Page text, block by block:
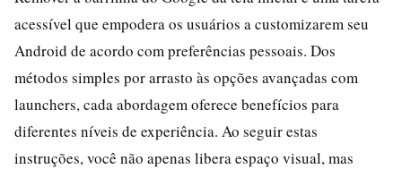
acessível que empodera os usuários a customizarem seu
Android de acordo com preferências pessoais. Dos
métodos simples por arrasto às opções avançadas com
launchers, cada abordagem oferece benefícios para
diferentes níveis de experiência. Ao seguir estas
instruções, você não apenas libera espaço visual, mas